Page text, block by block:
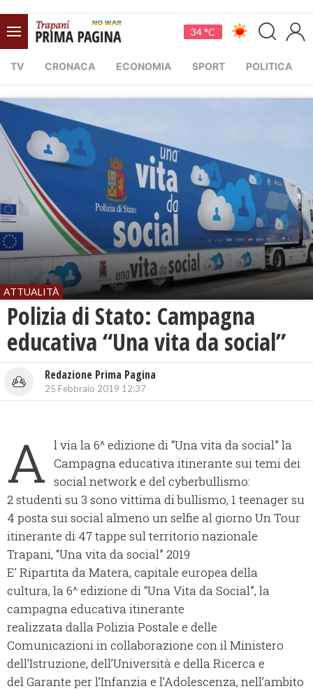
34 °C
TV CRONACA ECONOMIA SPORT POLITICA
ATTUALITÀ
Polizia di Stato: Campagna
educativa “Una vita da social”
Redazione Prima Pagina
25 Febbraio 2019 12:37
A l via la 6^ edizione di “Una vita da social” la
Campagna educativa itinerante sui temi dei
social network e del cyberbullismo:
2 studenti su 3 sono vittima di bullismo, 1 teenager su
4 posta sui social almeno un selfie al giorno Un Tour
itinerante di 47 tappe sul territorio nazionale
Trapani, “Una vita da social” 2019
E' Ripartita da Matera, capitale europea della
cultura, la 6^ edizione di “Una Vita da Social”, la
campagna educativa itinerante
realizzata dalla Polizia Postale e delle
Comunicazioni in collaborazione con il Ministero
dell’Istruzione, dell’Università e della Ricerca e
del Garante per l’Infanzia e l’Adolescenza, nell’ambito